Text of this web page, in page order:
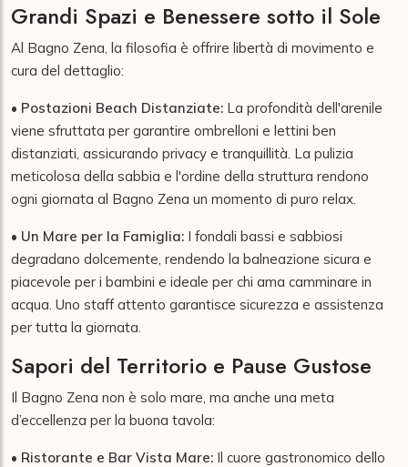
Grandi Spazi e Benessere sotto il Sole
Al Bagno Zena, la filosofia è offrire libertà di movimento e
cura del dettaglio:
• Postazioni Beach Distanziate: La profondità dell'arenile
viene sfruttata per garantire ombrelloni e lettini ben
distanziati, assicurando privacy e tranquillità. La pulizia
meticolosa della sabbia e l'ordine della struttura rendono
ogni giornata al Bagno Zena un momento di puro relax.
• Un Mare per la Famiglia: I fondali bassi e sabbiosi
degradano dolcemente, rendendo la balneazione sicura e
piacevole per i bambini e ideale per chi ama camminare in
acqua. Uno staff attento garantisce sicurezza e assistenza
per tutta la giornata.
Sapori del Territorio e Pause Gustose
Il Bagno Zena non è solo mare, ma anche una meta
d’eccellenza per la buona tavola:
• Ristorante e Bar Vista Mare: Il cuore gastronomico dello